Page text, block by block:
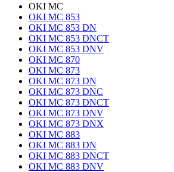
OKI MC
OKI MC 853
OKI MC 853 DN
OKI MC 853 DNCT
OKI MC 853 DNV
OKI MC 870
OKI MC 873
OKI MC 873 DN
OKI MC 873 DNC
OKI MC 873 DNCT
OKI MC 873 DNV
OKI MC 873 DNX
OKI MC 883
OKI MC 883 DN
OKI MC 883 DNCT
OKI MC 883 DNV